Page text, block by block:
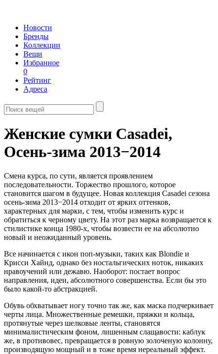
Новости
Бренды
Коллекции
Вещи
Избранное
0
Рейтинг
Адреса
Женские сумки Casadei,
Осень-зима 2013−2014
Смена курса, по сути, является проявлением
последовательности. Торжество прошлого, которое
становится шагом в будущее. Новая коллекция Casadei сезона
осень-зима 2013−2014 отходит от ярких оттенков,
характерных для марки, с тем, чтобы изменить курс и
обратиться к черному цвету. На этот раз марка возвращается к
стилистике конца 1980-х, чтобы возвести ее на абсолютно
новый и неожиданный уровень.
Все начинается с икон поп-музыки, таких как Blondie и
Крисси Хайнд, однако без ностальгических ноток, никаких
нравоучений или дежавю. Наоборот: постает вопрос
направления, идеи, абсолютного совершенства. Если бы это
было какой-то абстракцией.
Обувь обхватывает ногу точно так же, как маска подчеркивает
черты лица. Множественные ремешки, пряжки и кольца,
протянутые через шелковые ленты, становятся
минималистическим фоном, лишенным слащавости: каблук
же, в противовес, превращается в ровную золоченую колонну,
производящую мощный и в тоже время нереальный эффект.